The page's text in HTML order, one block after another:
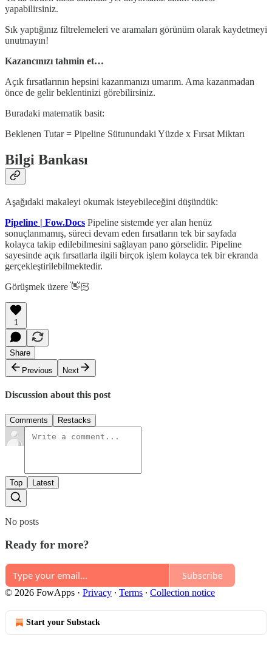
yapabilirsiniz.
Sık yaptığınız filtrelemeleri ve aramaları görünüm olarak kaydetmeyi
unutmayın!
Kazancınızı tahmin et…
Açık fırsatlarının hepsini kazanmanızı umarım. Ama kazanmadan
önce de gelir beklentinizi görebilirsiniz.
Buradaki matematik basit:
Beklenen Tutar = Pipeline Sütunundaki Yüzde x Fırsat Miktarı
Bilgi Bankası
Aşağıdaki makaleyi okumak isteyebileceğini düşündük:
Pipeline | Fow.Docs Pipeline sistemde yer alan henüz
sonuçlanmamış, süreci devam eden fırsatların tek bir sayfada
kolayca takip edilebilmesini sağlayan pano görselidir. Pipeline
sayesinde açık fırsatlarla ilgili birçok işlem kolayca tek bir ekranda
gerçekleştirilebilmektedir.
Görüşmek üzere 👋🏻
1
Share
Previous
Next
Discussion about this post
Comments Restacks
Top Latest
No posts
Ready for more?
Subscribe
© 2026 FowApps · Privacy ∙ Terms ∙ Collection notice
Start your Substack